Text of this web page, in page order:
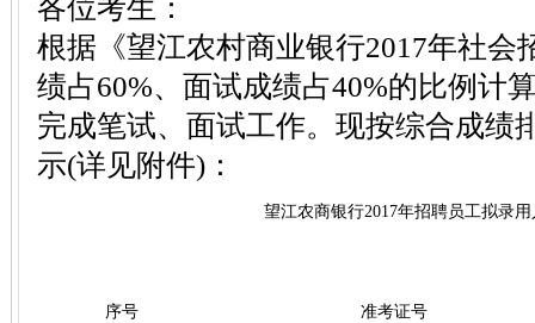
各位考生：
根据《望江农村商业银行2017年社会
绩占60%、面试成绩占40%的比例计
完成笔试、面试工作。现按综合成绩
示(详见附件)：
望江农商银行2017年招聘员工拟录
序号 准考证号